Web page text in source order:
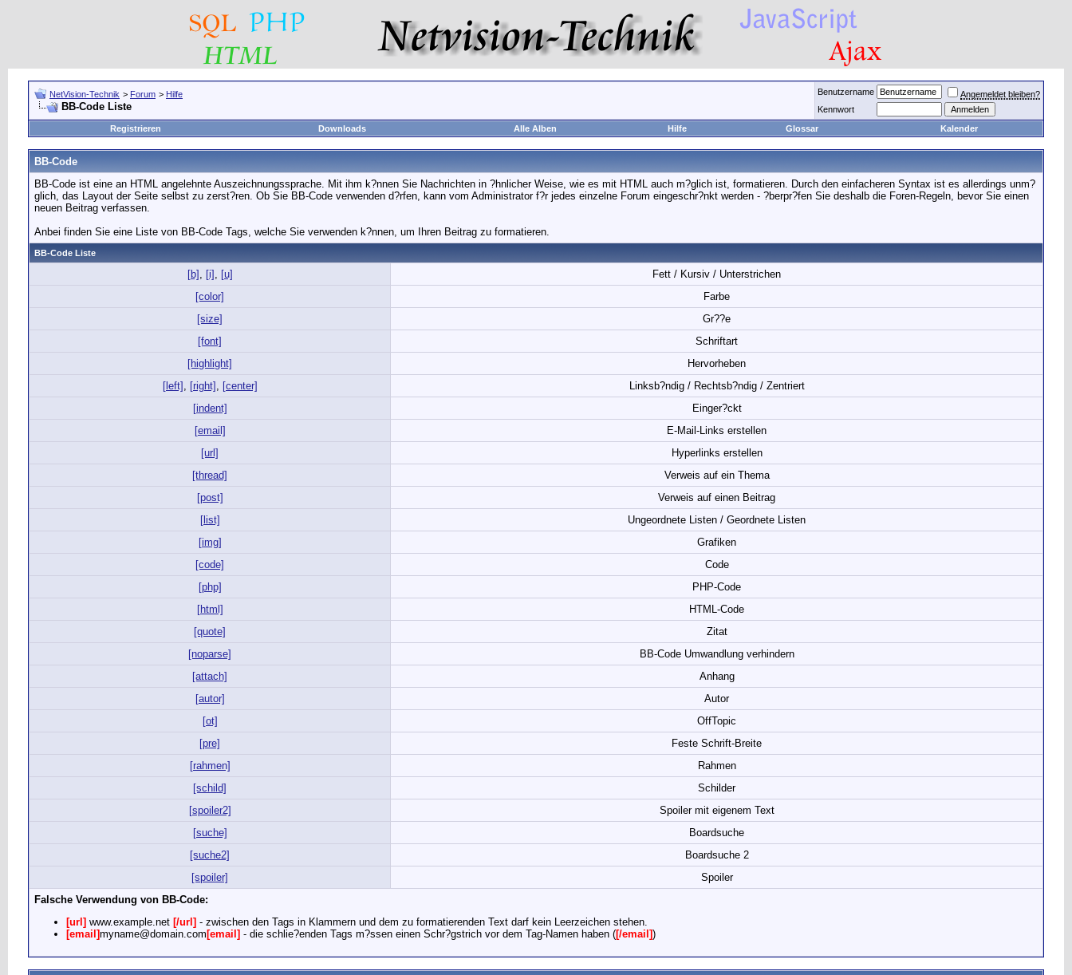
NetVision-Technik > Forum > Hilfe
BB-Code Liste
Benutzername
Angemeldet bleiben?
Kennwort
Registrieren
Downloads Alle Alben Hilfe Glossar Kalender
BB-Code
BB-Code ist eine an HTML angelehnte Auszeichnungssprache. Mit ihm k?nnen Sie Nachrichten in ?hnlicher Weise, wie es mit HTML auch m?glich ist, formatieren. Durch den einfacheren Syntax ist es allerdings unm?
glich, das Layout der Seite selbst zu zerst?ren. Ob Sie BB-Code verwenden d?rfen, kann vom Administrator f?r jedes einzelne Forum eingeschr?nkt werden - ?berpr?fen Sie deshalb die Foren-Regeln, bevor Sie einen
neuen Beitrag verfassen.
Anbei finden Sie eine Liste von BB-Code Tags, welche Sie verwenden k?nnen, um Ihren Beitrag zu formatieren.
BB-Code Liste
[b] , [i] , [u]
Fett / Kursiv / Unterstrichen
[color]
Farbe
[size]
Gr??e
[font]
Schriftart
[highlight]
Hervorheben
[left] , [right] , [center]
Linksb?ndig / Rechtsb?ndig / Zentriert
[indent]
Einger?ckt
[email]
E-Mail-Links erstellen
[url]
Hyperlinks erstellen
[thread]
Verweis auf ein Thema
[post]
Verweis auf einen Beitrag
[list]
Ungeordnete Listen / Geordnete Listen
[img]
Grafiken
[code]
Code
[php]
PHP-Code
[html]
HTML-Code
[quote]
Zitat
[noparse]
BB-Code Umwandlung verhindern
[attach]
Anhang
[autor]
Autor
[ot]
OffTopic
[pre]
Feste Schrift-Breite
[rahmen]
Rahmen
[schild]
Schilder
[spoiler2]
Spoiler mit eigenem Text
[suche]
Boardsuche
[suche2]
Boardsuche 2
[spoiler]
Spoiler
Falsche Verwendung von BB-Code:
[url] www.example.net [/url] - zwischen den Tags in Klammern und dem zu formatierenden Text darf kein Leerzeichen stehen.
[email]myname@domain.com [email] - die schlie?enden Tags m?ssen einen Schr?gstrich vor dem Tag-Namen haben ([/email])